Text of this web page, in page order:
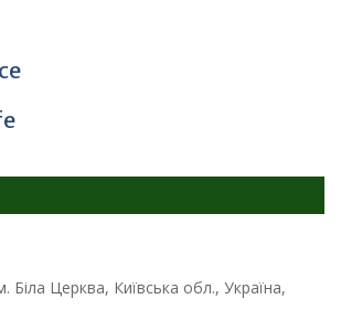
Церква, Київська обл., Україна,